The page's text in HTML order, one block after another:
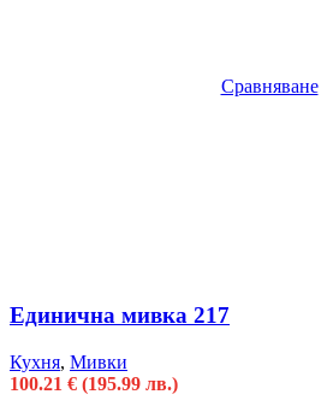
Сравняване
Единична мивка 217
Кухня, Мивки
100.21 € (195.99 лв.)